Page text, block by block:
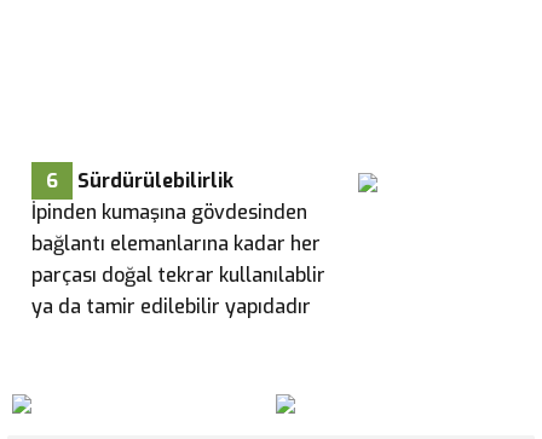
6
Sürdürülebilirlik
İpinden kumaşına gövdesinden
bağlantı elemanlarına kadar her
parçası doğal tekrar kullanılablir
ya da tamir edilebilir yapıdadır